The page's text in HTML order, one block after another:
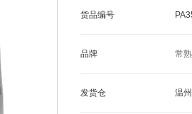
货品编号
品牌 常
发货仓 温